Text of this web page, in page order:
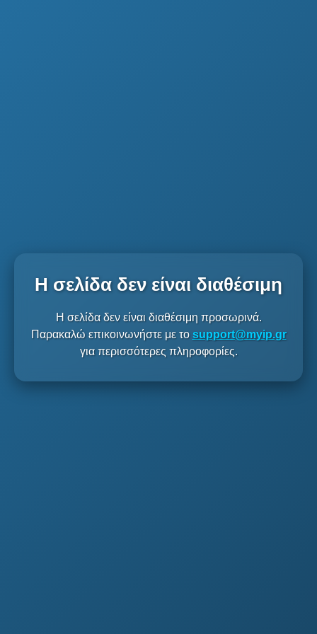
Η σελίδα δεν είναι διαθέσιμη
Η σελίδα δεν είναι διαθέσιμη προσωρινά.
Παρακαλώ επικοινωνήστε με το support@myip.gr
για περισσότερες πληροφορίες.